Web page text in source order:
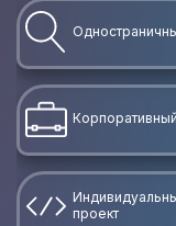
проект